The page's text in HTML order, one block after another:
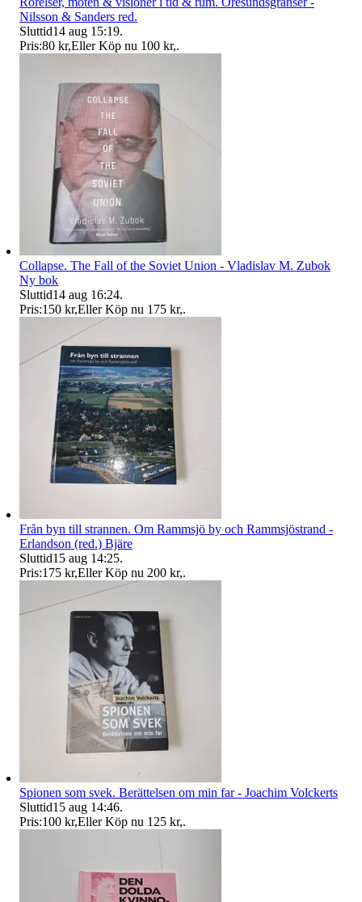
Nilsson & Sanders red.
Sluttid14 aug 15:19.
Pris:80 kr,Eller Köp nu 100 kr,.
Collapse. The Fall of the Soviet Union - Vladislav M. Zubok
Ny bok
Sluttid14 aug 16:24.
Pris:150 kr,Eller Köp nu 175 kr,.
Från byn till strannen. Om Rammsjö by och Rammsjöstrand -
Erlandson (red.) Bjäre
Sluttid15 aug 14:25.
Pris:175 kr,Eller Köp nu 200 kr,.
Spionen som svek. Berättelsen om min far - Joachim Volckerts
Sluttid15 aug 14:46.
Pris:100 kr,Eller Köp nu 125 kr,.